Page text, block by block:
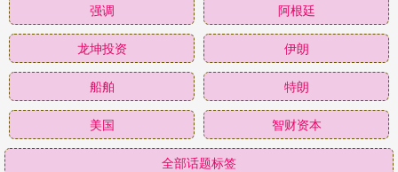
强调 阿根廷
龙坤投资 伊朗
船舶 特朗
美国 智财资本
全部话题标签